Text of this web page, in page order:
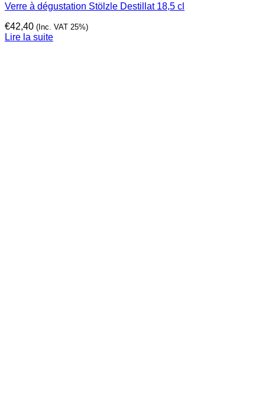
Verre à dégustation Stölzle Destillat 18,5 cl
€42,40 (Inc. VAT 25%)
Lire la suite